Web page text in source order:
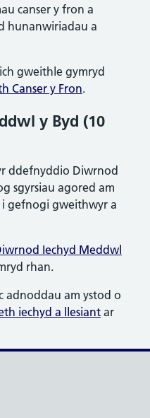
canser y fron a
hunanwiriadau a
gweithle gymryd
Canser y Fron.
y Byd (10
ddefnyddio Diwrnod
sgyrsiau agored am
gefnogi gweithwyr a
Iechyd Meddwl
rhan.
adnoddau am ystod o
iechyd a llesiant ar
Iach ar